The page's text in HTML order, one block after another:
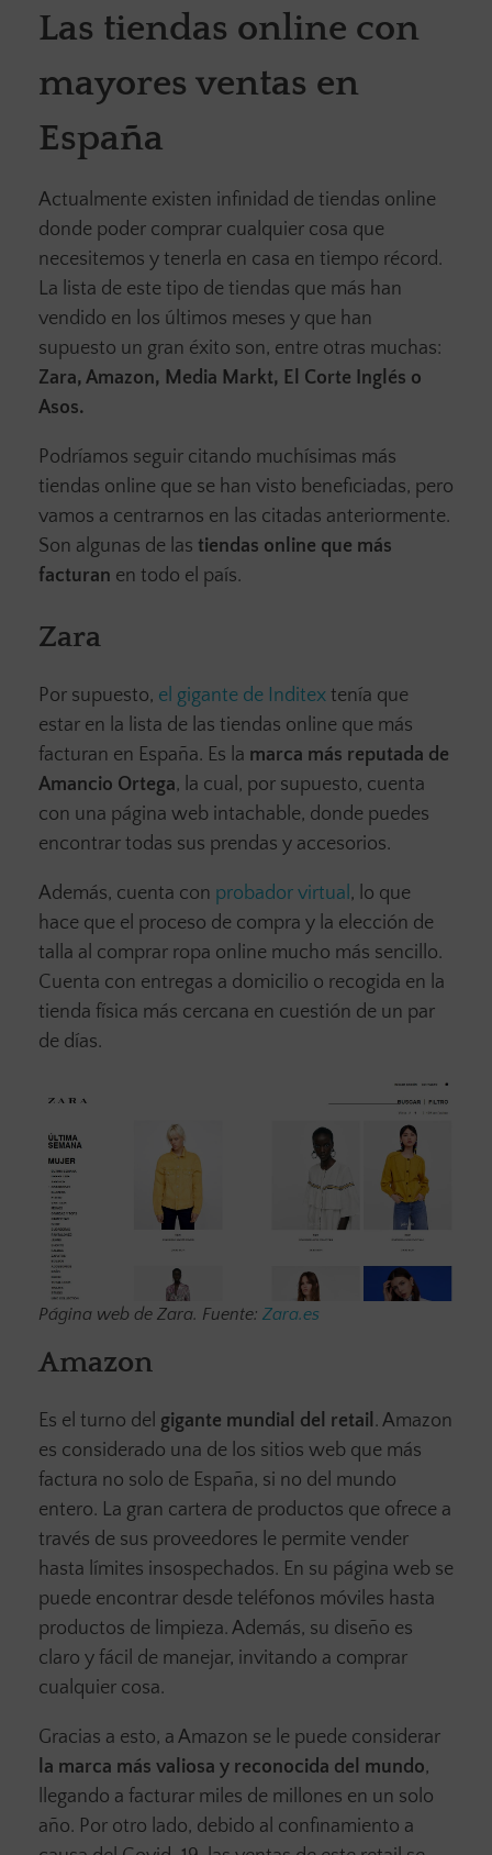
Las tiendas online con
mayores ventas en
España
Actualmente existen infinidad de tiendas online
donde poder comprar cualquier cosa que
necesitemos y tenerla en casa en tiempo récord.
La lista de este tipo de tiendas que más han
vendido en los últimos meses y que han
supuesto un gran éxito son, entre otras muchas:
Zara, Amazon, Media Markt, El Corte Inglés o
Asos.
Podríamos seguir citando muchísimas más
tiendas online que se han visto beneficiadas, pero
vamos a centrarnos en las citadas anteriormente.
Son algunas de las tiendas online que más
facturan en todo el país.
Zara
Por supuesto, el gigante de Inditex tenía que
estar en la lista de las tiendas online que más
facturan en España. Es la marca más reputada de
Amancio Ortega, la cual, por supuesto, cuenta
con una página web intachable, donde puedes
encontrar todas sus prendas y accesorios.
Además, cuenta con probador virtual, lo que
hace que el proceso de compra y la elección de
talla al comprar ropa online mucho más sencillo.
Cuenta con entregas a domicilio o recogida en la
tienda física más cercana en cuestión de un par
de días.
Página web de Zara. Fuente: Zara.es
Amazon
Es el turno del gigante mundial del retail. Amazon
es considerado una de los sitios web que más
factura no solo de España, si no del mundo
entero. La gran cartera de productos que ofrece a
través de sus proveedores le permite vender
hasta límites insospechados. En su página web se
puede encontrar desde teléfonos móviles hasta
productos de limpieza. Además, su diseño es
claro y fácil de manejar, invitando a comprar
cualquier cosa.
Gracias a esto, a Amazon se le puede considerar
la marca más valiosa y reconocida del mundo,
llegando a facturar miles de millones en un solo
año. Por otro lado, debido al confinamiento a